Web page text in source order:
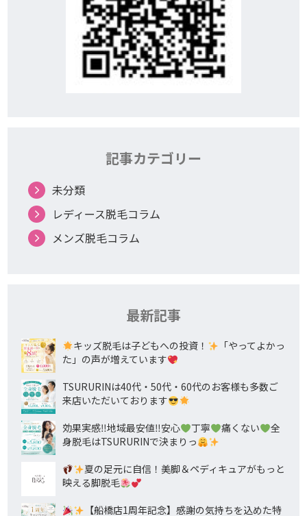
記事カテゴリー
未分類
レディース脱毛コラム
メンズ脱毛コラム
最新記事
キッズ脱毛は子どもへの投資！
「やってよかっ
た」の声が増えています
TSURURINは40代・50代・60代のお客様も多数ご
来店いただいております
効果実感‼地域最安値‼安心
丁寧 痛くない
全
身脱毛はTSURURINで決まりっ
夏の足元に自信！美脚＆ペディキュアがもっと
映える脚脱毛
【船橋店1周年記念】感謝の気持ちを込めた特